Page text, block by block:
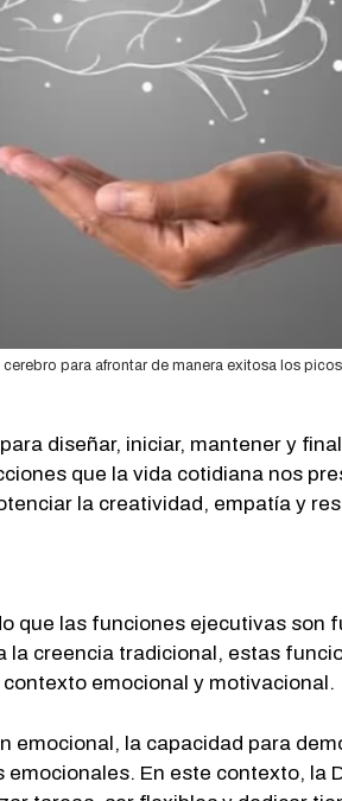
para afrontar de manera exitosa los
diseñar, iniciar, mantener y
que la vida cotidiana nos
la creatividad, empatía y
que las funciones ejecutivas son
creencia tradicional, estas
emocional y motivacional.
la capacidad para
En este contexto, la